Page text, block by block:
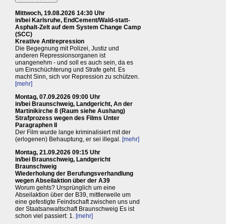
Mittwoch, 19.08.2026 14:30 Uhr
in/bei Karlsruhe, EndCement/Wald-statt-
Asphalt-Zelt auf dem System Change Camp
(SCC)
Kreative Antirepression
Die Begegnung mit Polizei, Justiz und
anderen Repressionsorganen ist
unangenehm - und soll es auch sein, da es
um Einschüchterung und Strafe geht. Es
macht Sinn, sich vor Repression zu schützen.
[mehr]
Montag, 07.09.2026 09:00 Uhr
in/bei Braunschweig, Landgericht, An der
Martinikirche 8 (Raum siehe Aushang)
Strafprozess wegen des Films Unter
Paragraphen II
Der Film wurde lange kriminalisiert mit der
(erlogenen) Behauptung, er sei illegal. [mehr]
Montag, 21.09.2026 09:15 Uhr
in/bei Braunschweig, Landgericht
Braunschweig
Wiederholung der Berufungsverhandlung
wegen Abseilaktion über der A39
Worum gehts? Ursprünglich um eine
Abseilaktion über der B39, mittlerweile um
eine gefestigte Feindschaft zwischen uns und
der Staatsanwaltschaft Braunschweig Es ist
schon viel passiert: 1. [mehr]